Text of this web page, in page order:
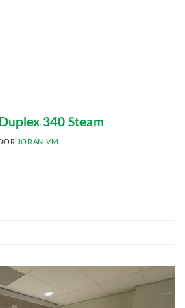
340 Steam
JORAN-VM